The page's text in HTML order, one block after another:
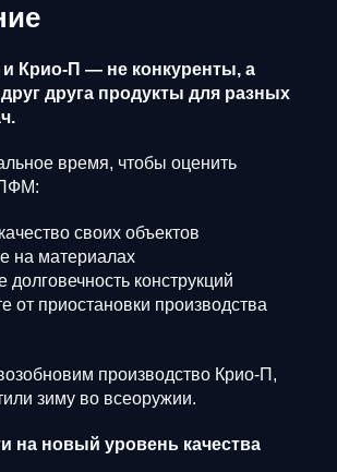
Крио-П — не конкуренты, а
друга продукты для разных
время, чтобы оценить
своих объектов
на материалах
долговечность конструкций
от приостановки производства
производство Крио-П,
зиму во всеоружии.
на новый уровень качества